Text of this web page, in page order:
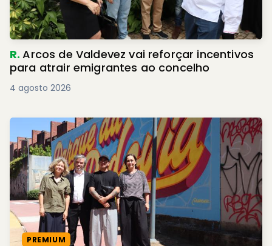
R.Arcos de Valdevez vai reforçar incentivos
para atrair emigrantes ao concelho
4 agosto 2026
PREMIUM